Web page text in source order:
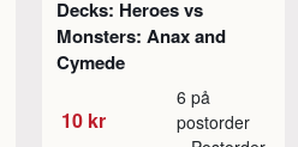
Decks: Heroes vs
Monsters: Anax and
Cymede
10 kr
6 på
postorder